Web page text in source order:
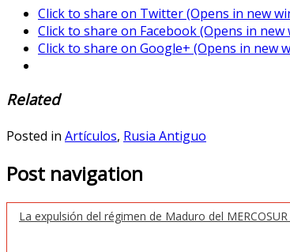
Click to share on Twitter (Opens in new
Click to share on Facebook (Opens in new
Click to share on Google+ (Opens in new
Related
Posted in Artículos, Rusia Antiguo
Post navigation
La expulsión del régimen de Maduro del